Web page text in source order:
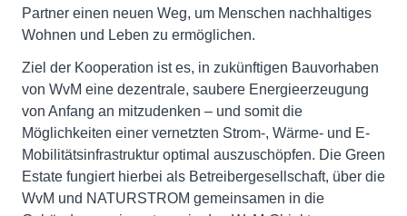
Partner einen neuen Weg, um Menschen nachhaltiges
Wohnen und Leben zu ermöglichen.
Ziel der Kooperation ist es, in zukünftigen Bauvorhaben
von WvM eine dezentrale, saubere Energieerzeugung
von Anfang an mitzudenken – und somit die
Möglichkeiten einer vernetzten Strom-, Wärme- und E-
Mobilitätsinfrastruktur optimal auszuschöpfen. Die Green
Estate fungiert hierbei als Betreibergesellschaft, über die
WvM und NATURSTROM gemeinsamen in die